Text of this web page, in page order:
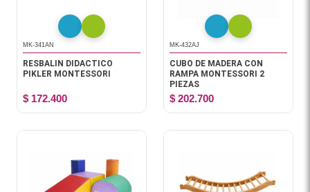
MK-341AN
RESBALIN DIDACTICO
PIKLER MONTESSORI
$ 172.400
MK-432AJ
CUBO DE MADERA CON
RAMPA MONTESSORI 2
PIEZAS
$ 202.700